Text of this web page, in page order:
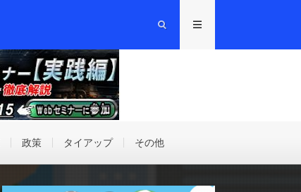
政策 タイアップ その他